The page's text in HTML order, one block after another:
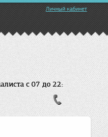
Личный кабинет
с 07 до 22: